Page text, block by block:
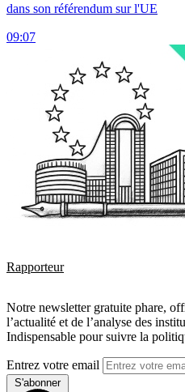
dans son référendum sur l'UE
09:07
Rapporteur
Notre newsletter gratuite phare,
l’actualité et de l’analyse des
Indispensable pour suivre la
Entrez votre email
S'abonner